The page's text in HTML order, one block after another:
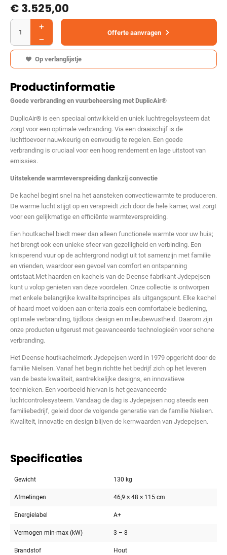
€3.525,00
Offerte aanvragen
Op verlanglijstje
Productinformatie
Goede verbranding en vuurbeheersing met DuplicAir®
DuplicAir® is een speciaal ontwikkeld en uniek luchtregelsysteem dat
zorgt voor een optimale verbranding. Via een draaischijf is de
luchttoevoer nauwkeurig en eenvoudig te regelen. Een goede
verbranding is cruciaal voor een hoog rendement en lage uitstoot van
emissies.
Uitstekende warmteverspreiding dankzij convectie
De kachel begint snel na het aansteken convectiewarmte te produceren.
De warme lucht stijgt op en verspreidt zich door de hele kamer, wat zorgt
voor een gelijkmatige en efficiënte warmteverspreiding.
Een houtkachel biedt meer dan alleen functionele warmte voor uw huis;
het brengt ook een unieke sfeer van gezelligheid en verbinding. Een
knisperend vuur op de achtergrond nodigt uit tot samenzijn met familie
en vrienden, waardoor een gevoel van comfort en ontspanning
ontstaat.Met haarden en kachels van de Deense fabrikant Jydepejsen
kunt u volop genieten van deze voordelen. Onze collectie is ontworpen
met enkele belangrijke kwaliteitsprincipes als uitgangspunt. Elke kachel
of haard moet voldoen aan criteria zoals een comfortabele bediening,
optimale verbranding, tijdloos design en milieubewustheid. Daarom zijn
onze producten uitgerust met geavanceerde technologieën voor schone
verbranding.
Het Deense houtkachelmerk Jydepejsen werd in 1979 opgericht door de
familie Nielsen. Vanaf het begin richtte het bedrijf zich op het leveren
van de beste kwaliteit, aantrekkelijke designs, en innovatieve
technieken. Een voorbeeld hiervan is het geavanceerde
luchtcontrolesysteem. Vandaag de dag is Jydepejsen nog steeds een
familiebedrijf, geleid door de volgende generatie van de familie Nielsen.
Kwaliteit, innovatie en design blijven de kernwaarden van Jydepejsen.
Specificaties
Gewicht 130 kg
Afmetingen 46,9 × 48 × 115 cm
Energielabel A+
Vermogen min-max (kW) 3 – 8
Brandstof Hout